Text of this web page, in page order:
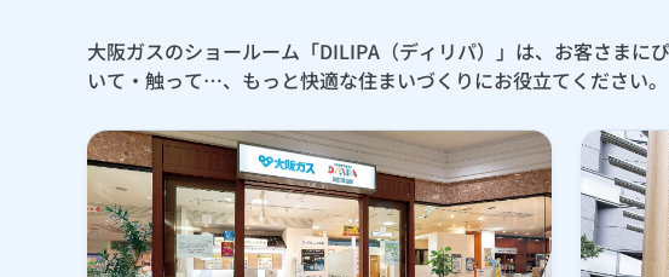
大阪ガスのショールーム「DILIPA（ディリパ）」は、お客さま
いて・触って…、もっと快適な住まいづくりにお役立てください。